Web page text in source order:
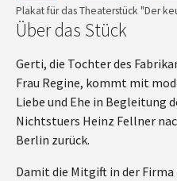
Plakat für das Theaterstück "Der
Über das Stück
Gerti, die Tochter des
Frau Regine, kommt mit
Liebe und Ehe in Begleitung
Nichtstuers Heinz Fellner
Berlin zurück.
Damit die Mitgift in der